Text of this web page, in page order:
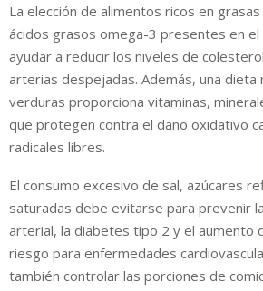
La elección de alimentos ricos en
ácidos grasos omega-3 presentes en
ayudar a reducir los niveles de
arterias despejadas. Además, una dieta
verduras proporciona vitaminas,
que protegen contra el daño oxidativo
radicales libres.
El consumo excesivo de sal, azúcares
saturadas debe evitarse para prevenir
arterial, la diabetes tipo 2 y el aumento
riesgo para enfermedades
también controlar las porciones de